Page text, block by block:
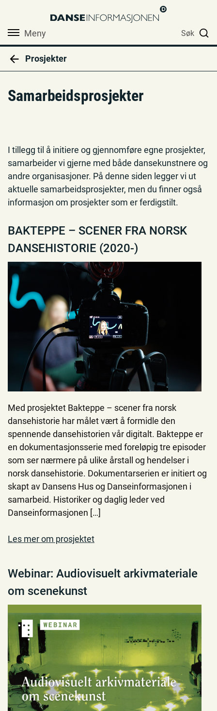
Meny Søk
Prosjekter
Samarbeidsprosjekter
I tillegg til å initiere og gjennomføre egne prosjekter,
samarbeider vi gjerne med både dansekunstnere og
andre organisasjoner. På denne siden legger vi ut
aktuelle samarbeidsprosjekter, men du finner også
informasjon om prosjekter som er ferdigstilt.
BAKTEPPE – SCENER FRA NORSK
DANSEHISTORIE (2020-)
Med prosjektet Bakteppe – scener fra norsk
dansehistorie har målet vært å formidle den
spennende dansehistorien vår digitalt. Bakteppe er
en dokumentasjonsserie med foreløpig tre episoder
som ser nærmere på ulike årstall og hendelser i
norsk dansehistorie. Dokumentarserien er initiert og
skapt av Dansens Hus og Danseinformasjonen i
samarbeid. Historiker og daglig leder ved
Danseinformasjonen […]
Les mer om prosjektet
Webinar: Audiovisuelt arkivmateriale
om scenekunst